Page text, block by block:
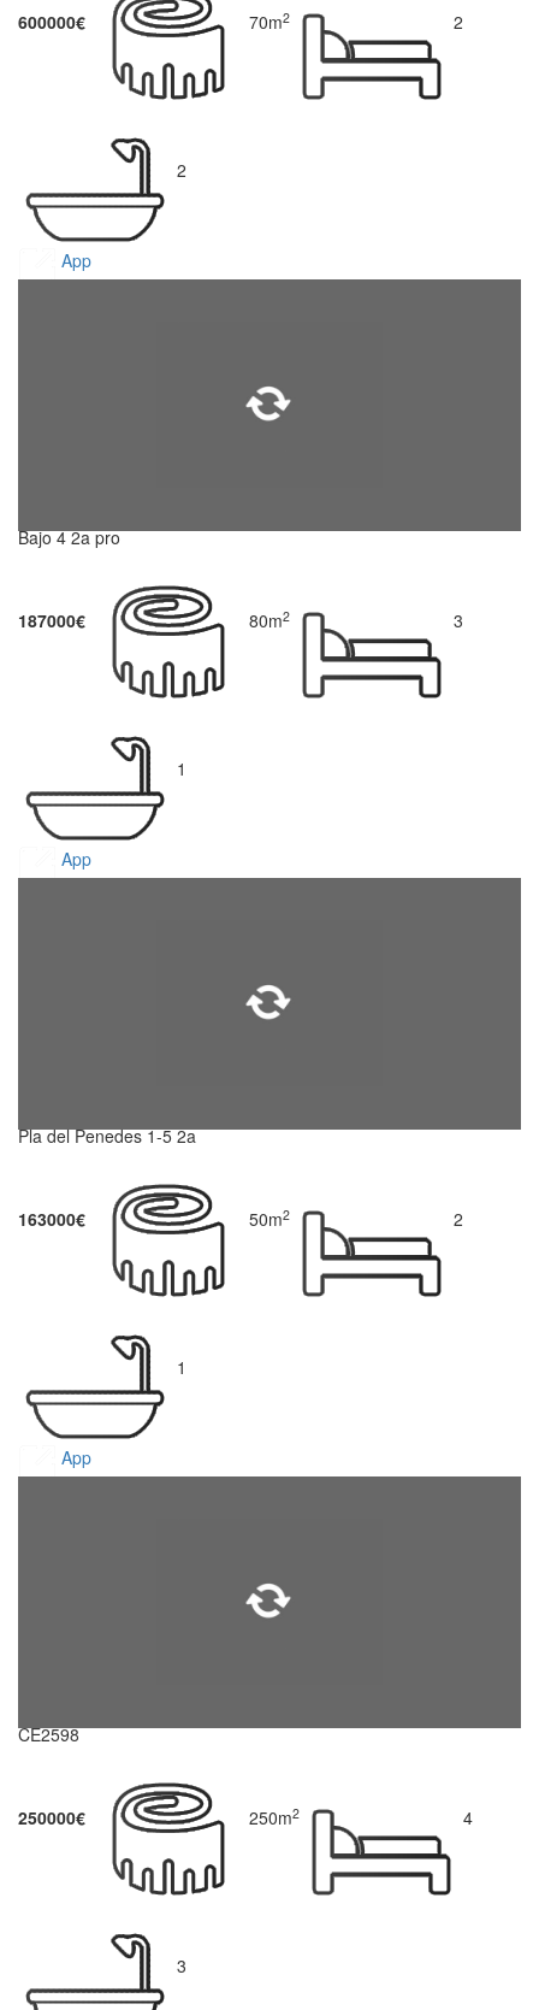
600000€ 70m2 2
2
App
Bajo 4 2a pro
187000€ 80m2 3
1
App
Pla del Penedes 1-5 2a
163000€ 50m2 2
1
App
CE2598
250000€ 250m2 4
3